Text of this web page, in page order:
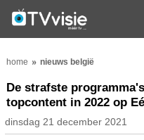
home nieuws belgië
De strafste
topcontent in 2022 op
dinsdag 21 december 2021